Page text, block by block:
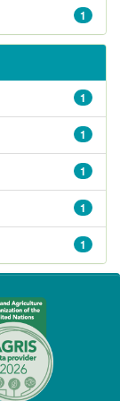
1
1
1
1
1
1